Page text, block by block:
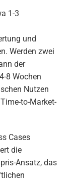
1-3
und
Werden zwei
der
8 Wochen
Nutzen
to-Market-
Cases
die
Ansatz, das